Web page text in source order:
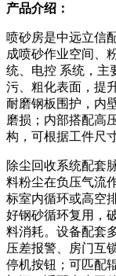
产品介绍：
喷砂房是中远立信
成喷砂作业空间、
统、电控 系统，主
污、粗化表面，提
耐磨钢板围护，内
磨损；内部搭配高
构，可根据工件尺
除尘回收系统配套
料粉尘在负压气流
标室内循环或高空
好钢砂循环复用，
料消耗。设备配套
压差报警、房门互
停机按钮；可匹配